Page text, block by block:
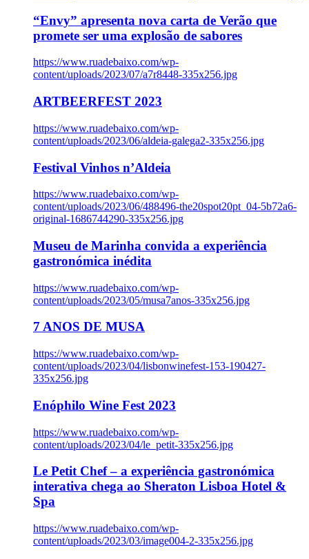
“Envy” apresenta nova carta de Verão que
promete ser uma explosão de sabores
https://www.ruadebaixo.com/wp-
content/uploads/2023/07/a7r8448-335x256.jpg
ARTBEERFEST 2023
https://www.ruadebaixo.com/wp-
content/uploads/2023/06/aldeia-galega2-335x256.jpg
Festival Vinhos n’Aldeia
https://www.ruadebaixo.com/wp-
content/uploads/2023/06/488496-the20spot20pt_04-5b72a6-
original-1686744290-335x256.jpg
Museu de Marinha convida a experiência
gastronómica inédita
https://www.ruadebaixo.com/wp-
content/uploads/2023/05/musa7anos-335x256.jpg
7 ANOS DE MUSA
https://www.ruadebaixo.com/wp-
content/uploads/2023/04/lisbonwinefest-153-190427-
335x256.jpg
Enóphilo Wine Fest 2023
https://www.ruadebaixo.com/wp-
content/uploads/2023/04/le_petit-335x256.jpg
Le Petit Chef – a experiência gastronómica
interativa chega ao Sheraton Lisboa Hotel &
Spa
https://www.ruadebaixo.com/wp-
content/uploads/2023/03/image004-2-335x256.jpg